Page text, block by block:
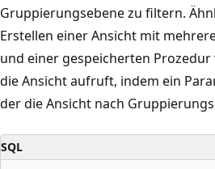
Gruppierungsebene zu filtern.
Erstellen einer Ansicht mit
und einer gespeicherten
die Ansicht aufruft, indem ein
der die Ansicht nach
SQL